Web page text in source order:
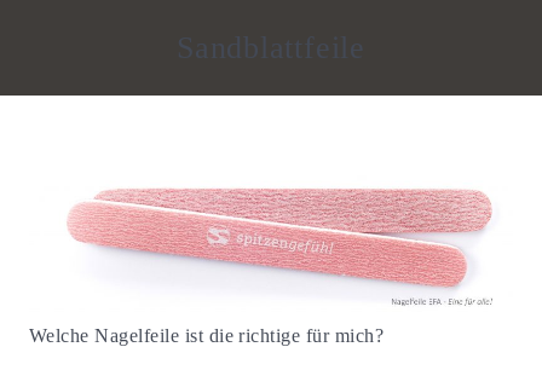
Sandblattfeile
Welche Nagelfeile ist die richtige für mich?